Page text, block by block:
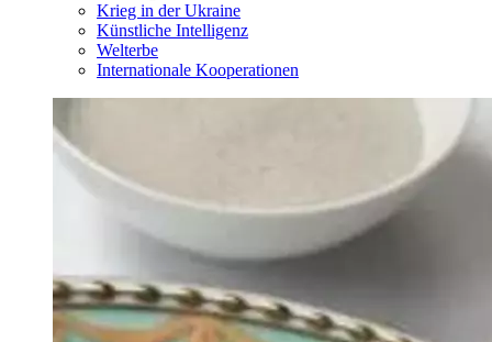
Krieg in der Ukraine
Künstliche Intelligenz
Welterbe
Internationale Kooperationen